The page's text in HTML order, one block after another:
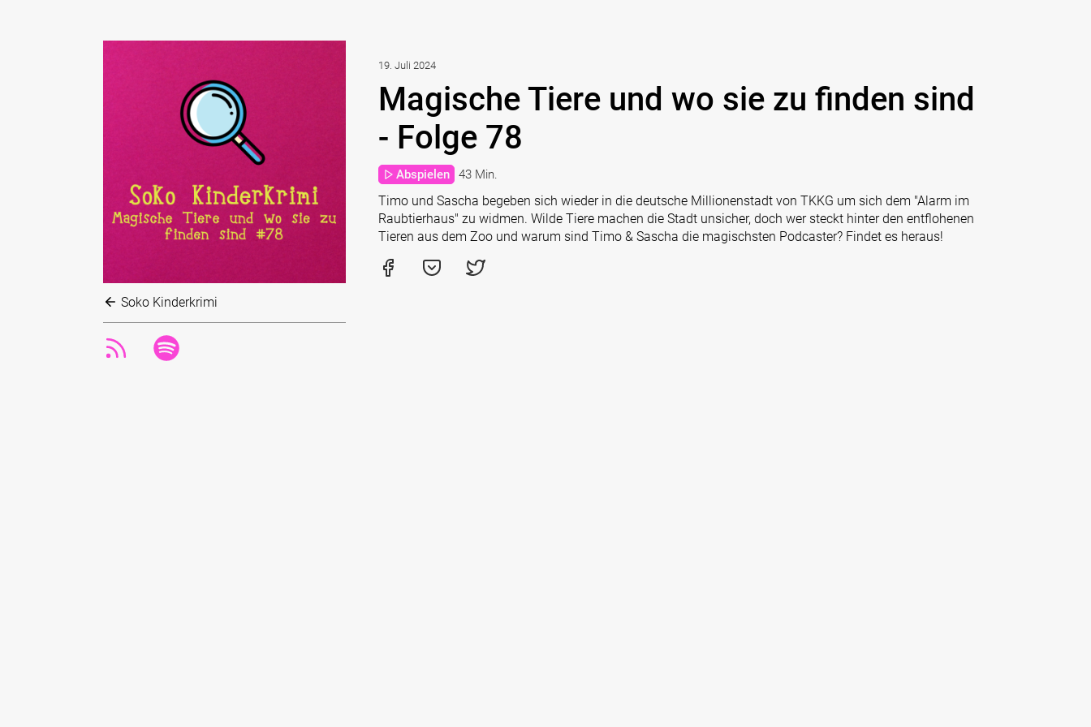
Soko Kinderkrimi
19. Juli 2024
Magische Tiere und wo sie zu finden sind
- Folge 78
Abspielen 43 Min.
Timo und Sascha begeben sich wieder in die deutsche Millionenstadt von TKKG um sich dem "Alarm im
Raubtierhaus" zu widmen. Wilde Tiere machen die Stadt unsicher, doch wer steckt hinter den entflohenen
Tieren aus dem Zoo und warum sind Timo & Sascha die magischsten Podcaster? Findet es heraus!